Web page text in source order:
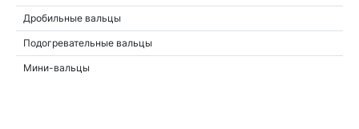
Дробильные вальцы
Подогревательные вальцы
Мини-вальцы